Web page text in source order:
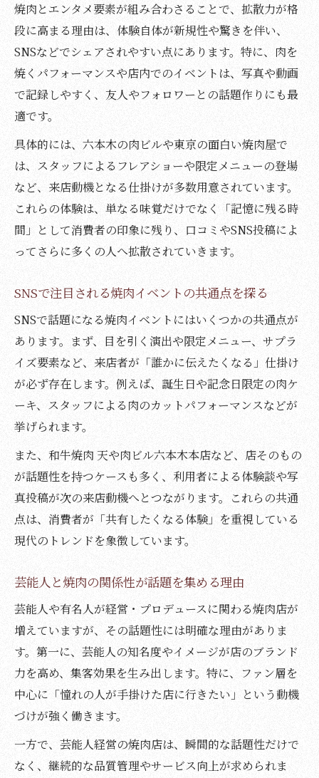
焼肉店が生み出す独自のエンタメ体験事例
焼肉とイベントの相乗効果を分析
焼肉とイベントが集客に与える影響
エンタメ焼肉イベントの成功要因を探る
体験型焼肉イベントが支持される理由に迫
る
注目高まる焼肉の演出型エンタメとは
演出型焼肉エンタメが話題を呼ぶ秘密
焼肉が主役のエンタメイベント最前線
焼肉で体感するライブ感と臨場感の魅力
焼肉とエンタメが融合する最新サービス例
話題の焼肉文化を深掘りする本記事
焼肉文化とエンタメ化の今後を展望する
焼肉がエンタメ業界に与える影響を考察
焼肉エンタメの普及がもたらす変化とは
焼肉業界で注目される新たなトレンド紹介
焼肉とエンタメ要素が組み合わさることで、拡散力が格
段に高まる理由は、体験自体が新規性や驚きを伴い、
SNSなどでシェアされやすい点にあります。特に、肉を
焼くパフォーマンスや店内でのイベントは、写真や動画
で記録しやすく、友人やフォロワーとの話題作りにも最
適です。
具体的には、六本木の肉ビルや東京の面白い焼肉屋で
は、スタッフによるフレアショーや限定メニューの登場
など、来店動機となる仕掛けが多数用意されています。
これらの体験は、単なる味覚だけでなく「記憶に残る時
間」として消費者の印象に残り、口コミやSNS投稿によ
ってさらに多くの人へ拡散されていきます。
SNSで注目される焼肉イベントの共通点を探る
SNSで話題になる焼肉イベントにはいくつかの共通点が
あります。まず、目を引く演出や限定メニュー、サプラ
イズ要素など、来店者が「誰かに伝えたくなる」仕掛け
が必ず存在します。例えば、誕生日や記念日限定の肉ケ
ーキ、スタッフによる肉のカットパフォーマンスなどが
挙げられます。
また、和牛焼肉 天や肉ビル六本木本店など、店そのもの
が話題性を持つケースも多く、利用者による体験談や写
真投稿が次の来店動機へとつながります。これらの共通
点は、消費者が「共有したくなる体験」を重視している
現代のトレンドを象徴しています。
芸能人と焼肉の関係性が話題を集める理由
芸能人や有名人が経営・プロデュースに関わる焼肉店が
増えていますが、その話題性には明確な理由がありま
す。第一に、芸能人の知名度やイメージが店のブランド
力を高め、集客効果を生み出します。特に、ファン層を
中心に「憧れの人が手掛けた店に行きたい」という動機
づけが強く働きます。
一方で、芸能人経営の焼肉店は、瞬間的な話題性だけで
なく、継続的な品質管理やサービス向上が求められま